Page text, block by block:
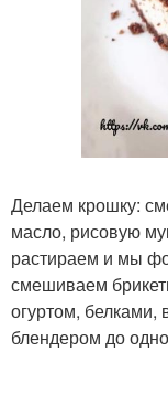
Делаем крошку:
масло, рисовую
растираем и мы
смешиваем
огуртом, белками,
блендером до